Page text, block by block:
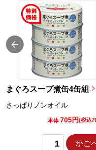
まぐろスープ煮缶4缶組
さっぱりノンオイル
本体 705円(税込
かご